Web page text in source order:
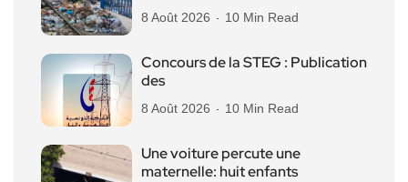
8 Août 2026 10 Min Read
Concours de la STEG : Publication
des
8 Août 2026 10 Min Read
Une voiture percute une
maternelle: huit enfants